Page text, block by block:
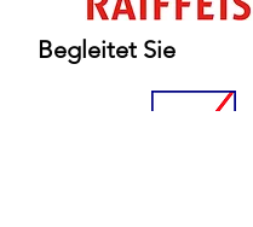
Begleitet Sie